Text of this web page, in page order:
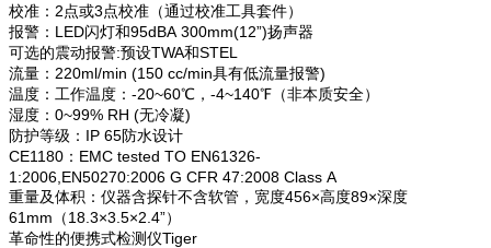
校准：2点或3点校准（通过校准工具套件）
报警：LED闪灯和95dBA 300mm(12”)扬声器
可选的震动报警:预设TWA和STEL
流量：220ml/min (150 cc/min具有低流量报警)
温度：工作温度：-20~60℃，-4~140℉（非本质安全）
湿度：0~99% RH (无冷凝)
防护等级：IP 65防水设计
CE1180：EMC tested TO EN61326-
1:2006,EN50270:2006 G CFR 47:2008 Class A
重量及体积：仪器含探针不含软管，宽度456×高度89×深度
61mm（18.3×3.5×2.4”）
革命性的便携式检测仪Tiger